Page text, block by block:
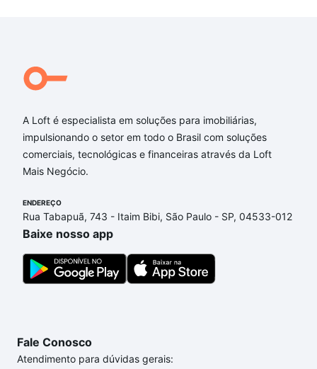
A Loft é especialista em soluções para imobiliárias,
impulsionando o setor em todo o Brasil com soluções
comerciais, tecnológicas e financeiras através da Loft
Mais Negócio.
ENDEREÇO
Rua Tabapuã, 743 - Itaim Bibi, São Paulo - SP, 04533-012
Baixe nosso app
Fale Conosco
Atendimento para dúvidas gerais: